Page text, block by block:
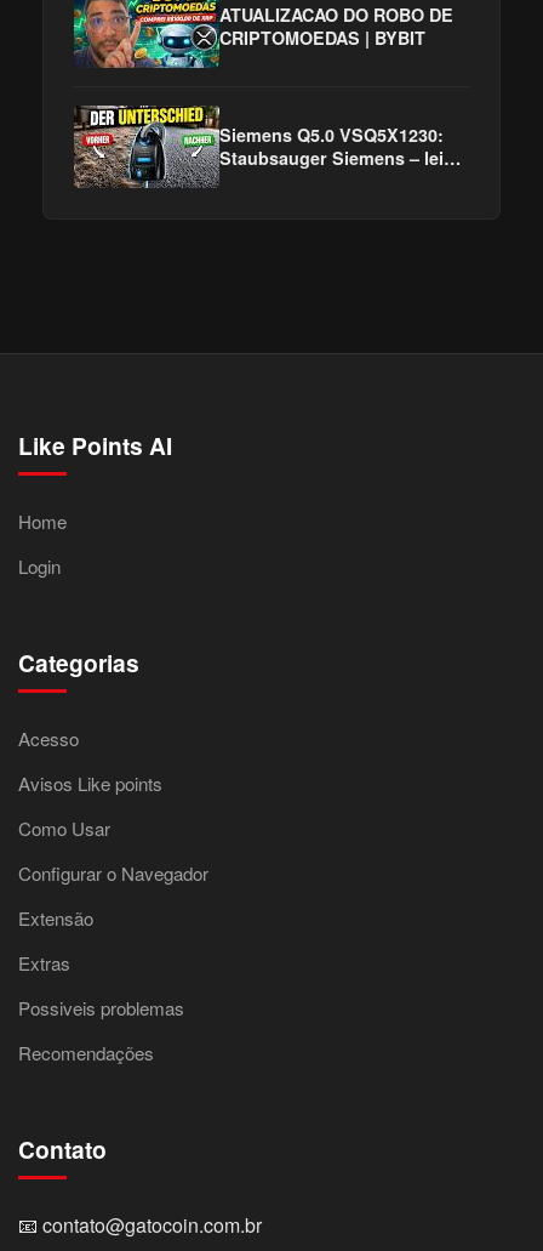
ATUALIZACAO DO ROBO DE
CRIPTOMOEDAS | BYBIT
Siemens Q5.0 VSQ5X1230:
Staubsauger Siemens – leise,
Like Points AI
Home
Login
Categorias
Acesso
Avisos Like points
Como Usar
Configurar o Navegador
Extensão
Extras
Possiveis problemas
Recomendações
Contato
📧 contato@gatocoin.com.br